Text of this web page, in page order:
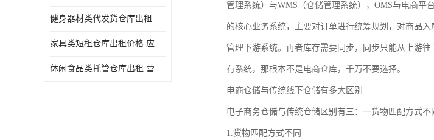
健身器材类代发货仓库出租 租期灵活 新媒体平台配套
家具类短租仓库出租价格 应用广泛 智能电商配套
休闲食品类托管仓库出租 营造良好环境氛围 垂直电商配套
管理系统）与WMS（仓储管理系统），OMS与电商平
的核心业务系统，主要对订单进行统筹规划，对商品
管理下游系统。再者库存需要同步，同步只能从上游
有系统，那根本不是电商仓库，千万不要选择。
电商仓储与传统线下仓储有多大区别
电子商务仓储与传统仓储区别有三：一货物匹配方式
1.货物匹配方式不同